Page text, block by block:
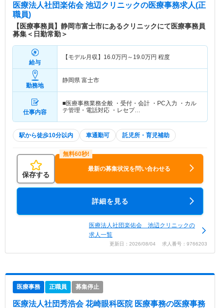
医療法人社団楽佑会 池辺クリニックの医療事務求人(正
職員)
【医療事務員】静岡市富士市にあるクリニックにて医療事務員
募集＜日勤常勤＞
給与
【モデル月収】 16.0万円～ 19.0万円 程度
勤務地
静岡県 富士市
仕事内容
■医療事務業務全般 ・受付・会計 ・PC入力 ・カル
テ管理・電話対応 ・レセプ…
駅から徒歩10分以内 車通勤可 託児所・育児補助
保存する
最新の募集状況を問い合わせる
詳細を見る
医療法人社団楽佑会 池辺クリニックの
求人一覧
更新日：2026/08/04 求人番号：9766203
医療事務 正職員 募集停止
医療法人社団秀浩会 花崎眼科医院 医療事務の医療事務